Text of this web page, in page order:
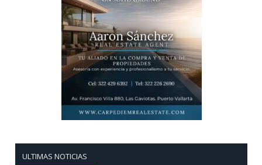
ULTIMAS NOTICIAS